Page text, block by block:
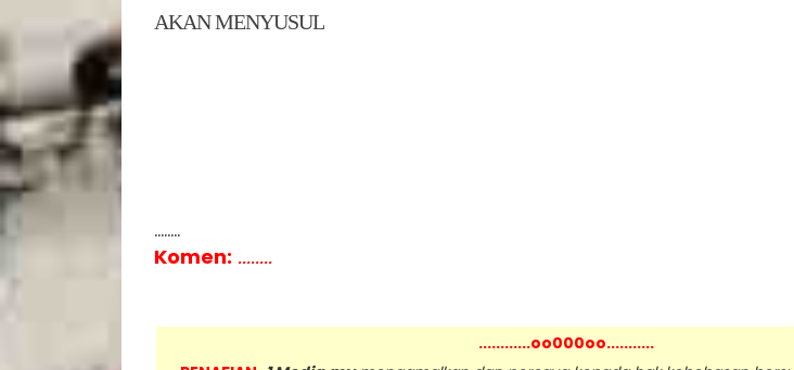
AKAN MENYUSUL
........
Komen: ........
............oo000oo...........